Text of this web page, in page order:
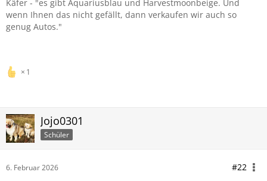
Käfer - "es gibt Aquariusblau und Harvestmoonbeige. Und
wenn Ihnen das nicht gefällt, dann verkaufen wir auch so
genug Autos."
1
Jojo0301
Schüler
6. Februar 2026 #22